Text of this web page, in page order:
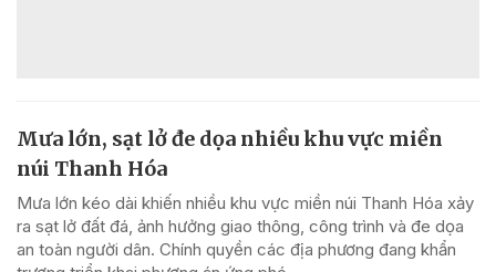
Mưa lớn, sạt lở đe dọa nhiều khu vực miền
núi Thanh Hóa
Mưa lớn kéo dài khiến nhiều khu vực miền núi Thanh Hóa xảy
ra sạt lở đất đá, ảnh hưởng giao thông, công trình và đe dọa
an toàn người dân. Chính quyền các địa phương đang khẩn